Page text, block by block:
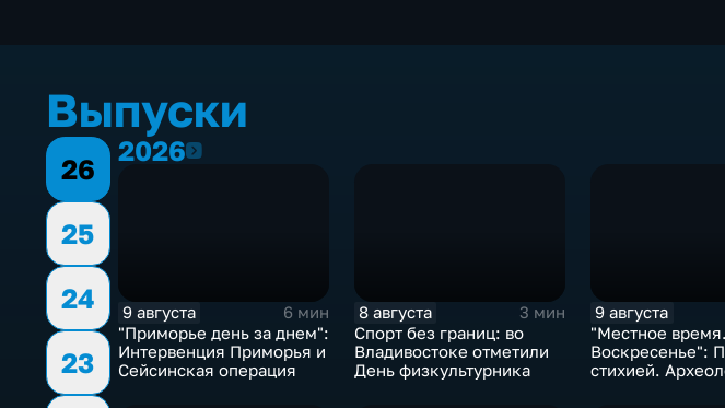
Выпуски
26
25
24
23
20262026
9 августа
6 мин
"Приморье день за днем":
Интервенция Приморья и
Сейсинская операция
8 августа
3 мин
Спорт без границ: во
Владивостоке отметили
День физкультурника
9 августа
"Местное время.
Воскресенье":
стихией.